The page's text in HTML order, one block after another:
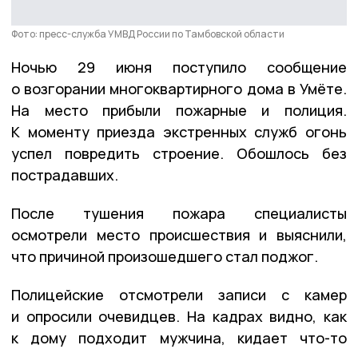
Фото: пресс-служба УМВД России по Тамбовской области
Ночью 29 июня поступило сообщение
о возгорании многоквартирного дома в Умёте.
На место прибыли пожарные и полиция.
К моменту приезда экстренных служб огонь
успел повредить строение. Обошлось без
пострадавших.
После тушения пожара специалисты
осмотрели место происшествия и выяснили,
что причиной произошедшего стал поджог.
Полицейские отсмотрели записи с камер
и опросили очевидцев. На кадрах видно, как
к дому подходит мужчина, кидает что-то